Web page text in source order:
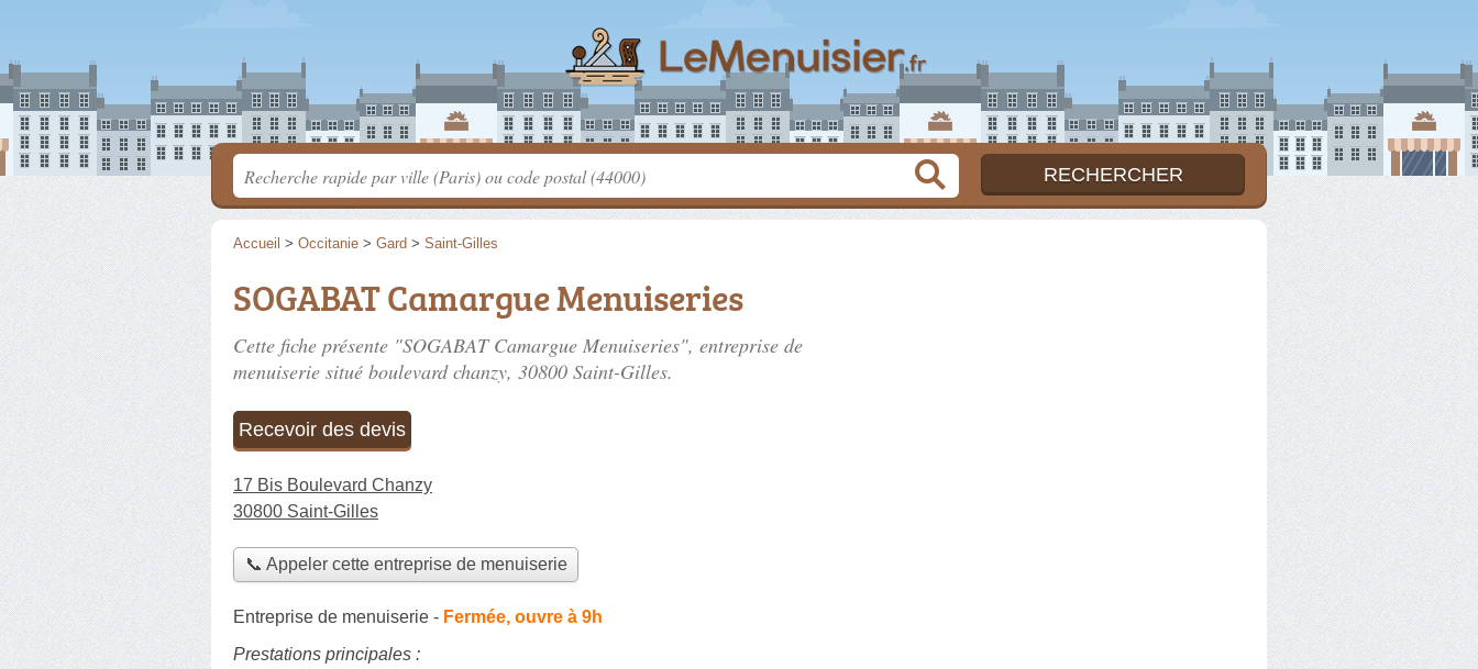
Accueil > Occitanie > Gard > Saint-Gilles
SOGABAT Camargue Menuiseries
Cette fiche présente "SOGABAT Camargue Menuiseries", entreprise de
menuiserie situé boulevard chanzy, 30800 Saint-Gilles.
Recevoir des devis
17 Bis Boulevard Chanzy
30800 Saint-Gilles
📞 Appeler cette entreprise de menuiserie
Entreprise de menuiserie - Fermée, ouvre à 9h
Prestations principales :